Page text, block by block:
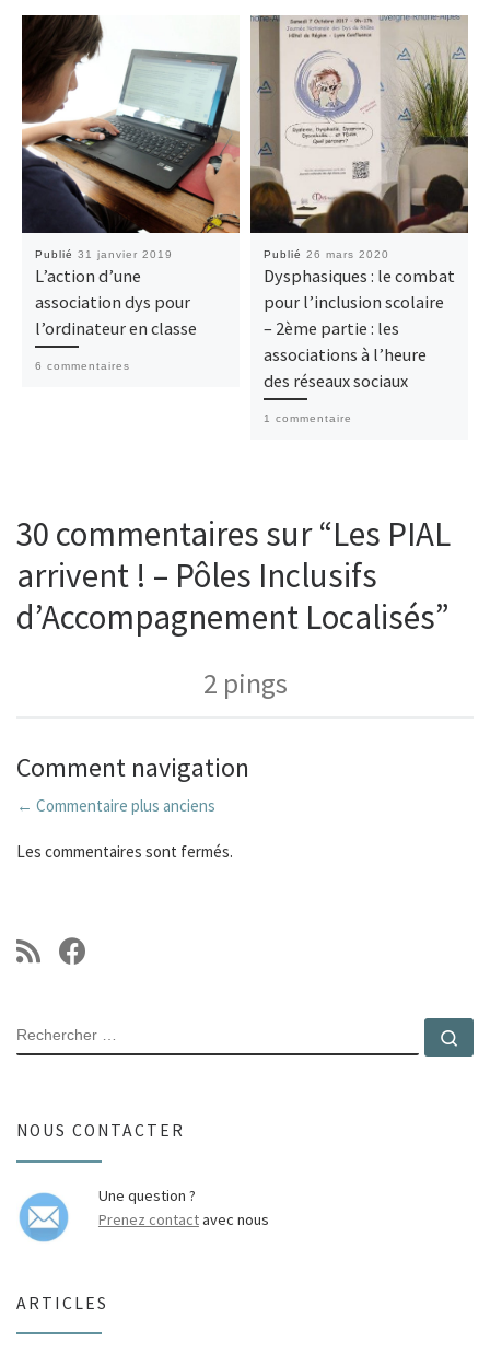
Publié 31 janvier 2019
L’action d’une
association dys pour
l’ordinateur en classe
6 commentaires
Publié 26 mars 2020
Dysphasiques : le combat
pour l’inclusion scolaire
– 2ème partie : les
associations à l’heure
des réseaux sociaux
1 commentaire
30 commentaires sur “Les PIAL
arrivent ! – Pôles Inclusifs
d’Accompagnement Localisés”
2 pings
Comment navigation
← Commentaire plus anciens
Les commentaires sont fermés.
RECHERCHER
NOUS CONTACTER
Une question ?
Prenez contactavec nous
ARTICLES